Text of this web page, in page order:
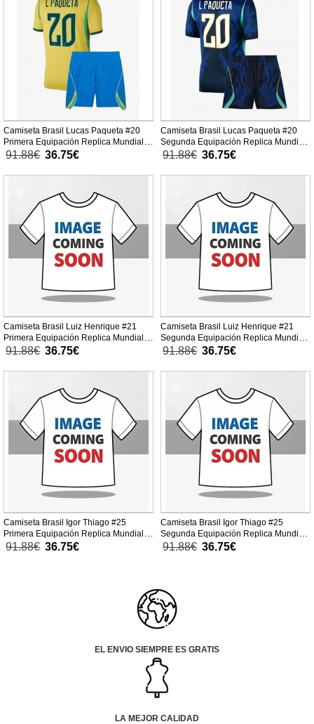
Camiseta Brasil Lucas Paqueta #20
Primera Equipación Replica Mundial
2026 para niños mangas cortas (+
91.88€ 36.75€
Camiseta Brasil Lucas Paqueta #20
Segunda Equipación Replica Mundial
2026 para niños mangas cortas (+
91.88€ 36.75€
Camiseta Brasil Luiz Henrique #21
Primera Equipación Replica Mundial
2026 para niños mangas cortas (+
91.88€ 36.75€
Camiseta Brasil Luiz Henrique #21
Segunda Equipación Replica Mundial
2026 para niños mangas cortas (+
91.88€ 36.75€
Camiseta Brasil Igor Thiago #25
Primera Equipación Replica Mundial
2026 para niños mangas cortas (+
91.88€ 36.75€
Camiseta Brasil Igor Thiago #25
Segunda Equipación Replica Mundial
2026 para niños mangas cortas (+
91.88€ 36.75€
EL ENVIO SIEMPRE ES GRATIS
LA MEJOR CALIDAD